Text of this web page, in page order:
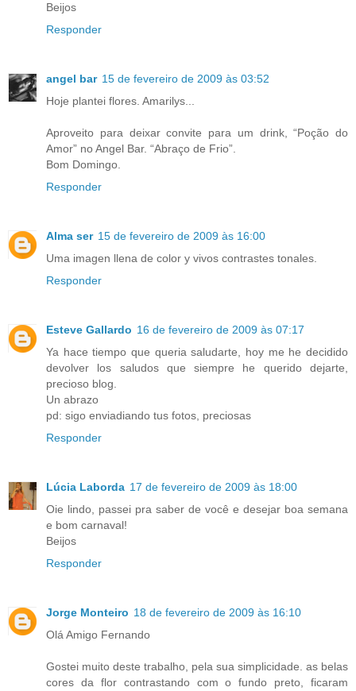
Beijos
Responder
angel bar 15 de fevereiro de 2009 às 03:52
Hoje plantei flores. Amarilys...
Aproveito para deixar convite para um drink, “Poção do
Amor” no Angel Bar. “Abraço de Frio”.
Bom Domingo.
Responder
Alma ser 15 de fevereiro de 2009 às 16:00
Uma imagen llena de color y vivos contrastes tonales.
Responder
Esteve Gallardo 16 de fevereiro de 2009 às 07:17
Ya hace tiempo que queria saludarte, hoy me he decidido
devolver los saludos que siempre he querido dejarte,
precioso blog.
Un abrazo
pd: sigo enviadiando tus fotos, preciosas
Responder
Lúcia Laborda 17 de fevereiro de 2009 às 18:00
Oie lindo, passei pra saber de você e desejar boa semana
e bom carnaval!
Beijos
Responder
Jorge Monteiro 18 de fevereiro de 2009 às 16:10
Olá Amigo Fernando
Gostei muito deste trabalho, pela sua simplicidade. as belas
cores da flor contrastando com o fundo preto, ficaram